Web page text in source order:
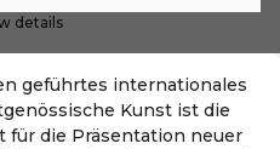
details
geführtes internationales
Kunst ist die
für die Präsentation neuer